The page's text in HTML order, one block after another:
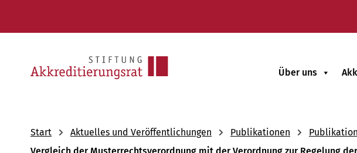
Über uns
Start Aktuelles und Veröffentlichungen Publikationen